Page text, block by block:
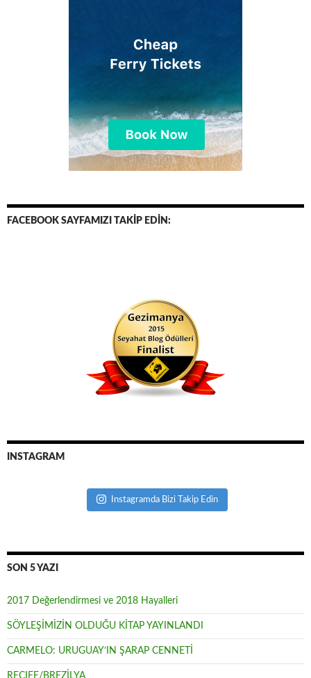
FACEBOOK SAYFAMIZI TAKİP EDİN:
INSTAGRAM
Instagramda Bizi Takip Edin
SON 5 YAZI
2017 Değerlendirmesi ve 2018 Hayalleri
SÖYLEŞİMİZİN OLDUĞU KİTAP YAYINLANDI
CARMELO: URUGUAY’IN ŞARAP CENNETİ
RECIFE/BREZİLYA